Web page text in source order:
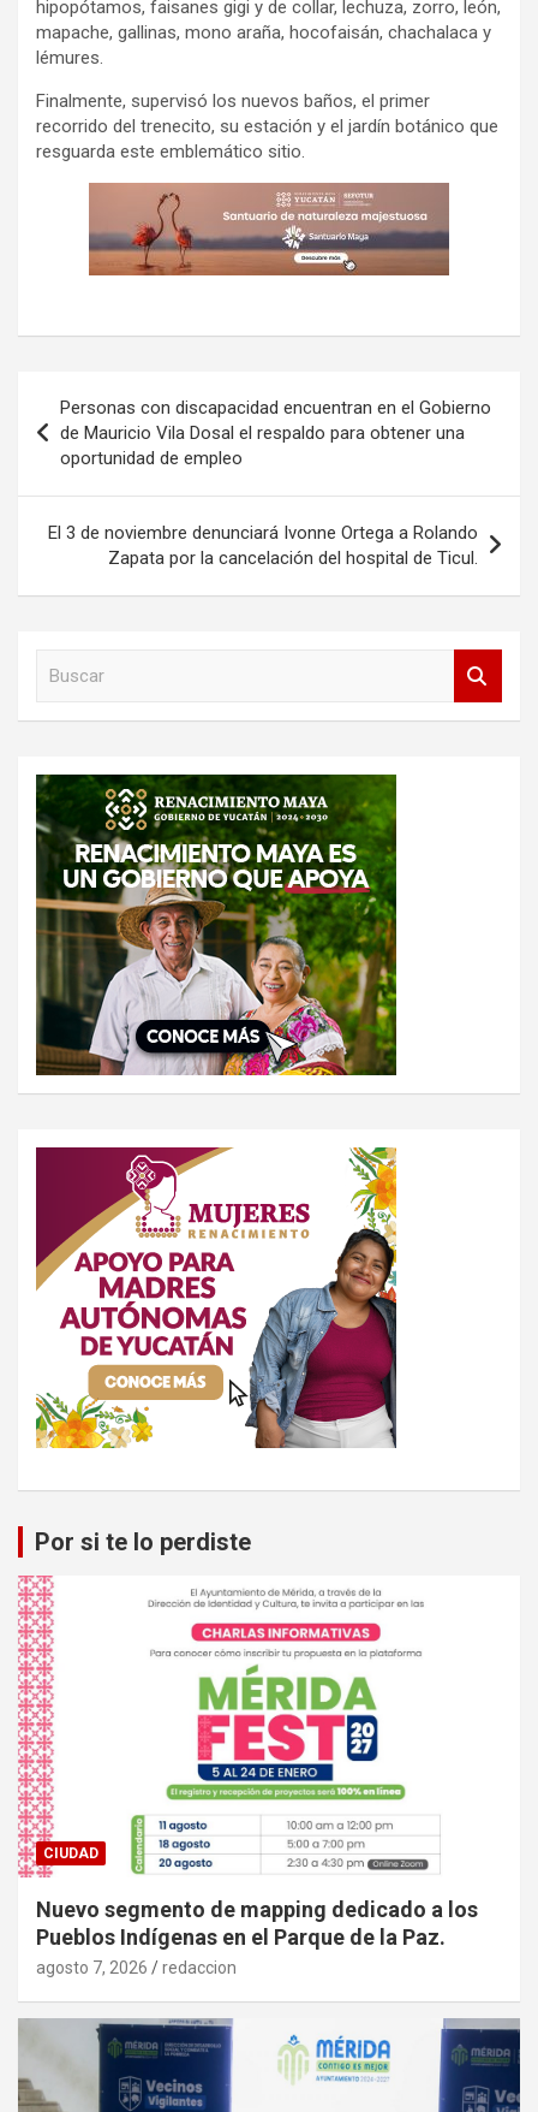
hipopótamos, faisanes gigi y de collar, lechuza, zorro, león,
mapache, gallinas, mono araña, hocofaisán, chachalaca y
lémures.
Finalmente, supervisó los nuevos baños, el primer
recorrido del trenecito, su estación y el jardín botánico que
resguarda este emblemático sitio.
de
entradas
Personas con discapacidad encuentran en el Gobierno
de Mauricio Vila Dosal el respaldo para obtener una
oportunidad de empleo
El 3 de noviembre denunciará Ivonne Ortega a Rolando
Zapata por la cancelación del hospital de Ticul.
r
Por si te lo perdiste
CIUDAD
Nuevo segmento de mapping dedicado a los
Pueblos Indígenas en el Parque de la Paz.
agosto 7, 2026 redaccion